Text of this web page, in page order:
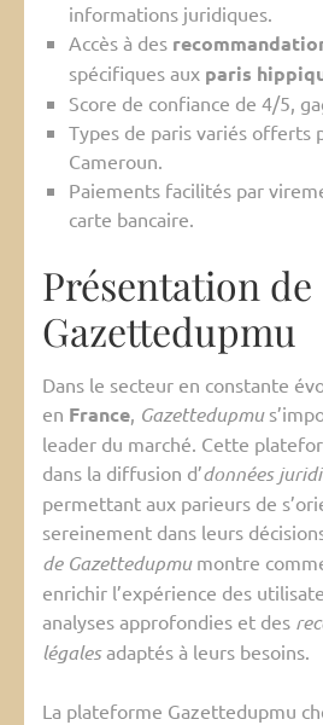
informations juridiques.
Accès à des
spécifiques aux paris
Score de confiance de 4/5,
Types de paris variés offerts
Cameroun.
Paiements facilités par
carte bancaire.
Présentation de
Gazettedupmu
Dans le secteur en constante
en France, Gazettedupmu
leader du marché. Cette
dans la diffusion d’données
permettant aux parieurs de
sereinement dans leurs
de Gazettedupmumontre
enrichir l’expérience des
analyses approfondies et des
légalesadaptés à leurs besoins.
La plateforme Gazettedupmu